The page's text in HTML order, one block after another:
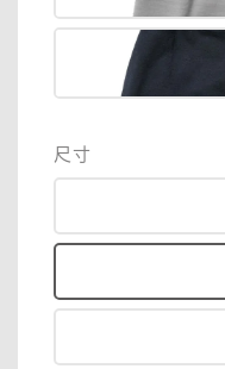
尺寸